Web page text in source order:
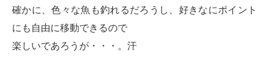
確かに、色々な魚も釣れるだろうし、好きなにポイント
にも自由に移動できるので
楽しいであろうが・・・。汗